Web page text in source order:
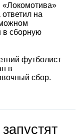
на
в сборную
футболист
в
сбор.